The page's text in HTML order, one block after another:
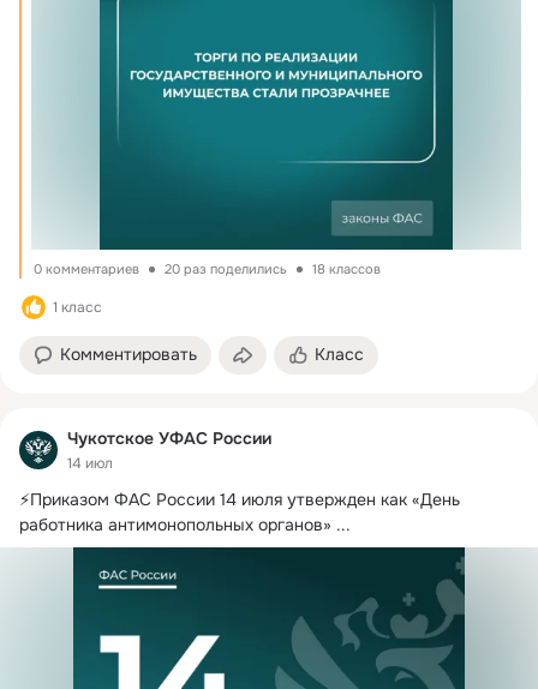
0 комментариев 20 раз поделились 18 классов
1 класс
Комментировать Класс
Чукотское УФАС России
14 июл
⚡️Приказом ФАС России 14 июля утвержден как «День
работника антимонопольных органов» ...